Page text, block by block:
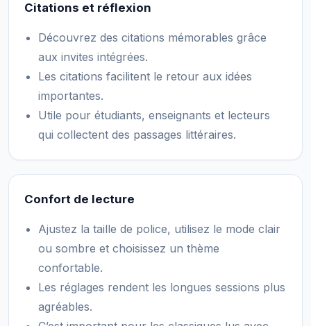
Citations et réflexion
Découvrez des citations mémorables grâce
aux invites intégrées.
Les citations facilitent le retour aux idées
importantes.
Utile pour étudiants, enseignants et lecteurs
qui collectent des passages littéraires.
Confort de lecture
Ajustez la taille de police, utilisez le mode clair
ou sombre et choisissez un thème
confortable.
Les réglages rendent les longues sessions plus
agréables.